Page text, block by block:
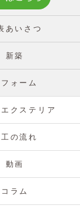
あいさつ
新築
フォーム
クステリア
の流れ
動画
コラム